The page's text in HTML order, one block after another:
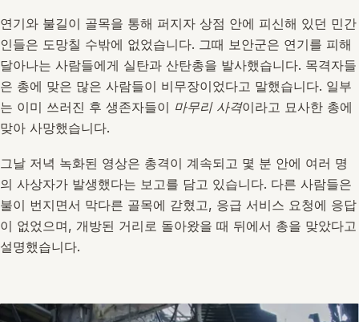
연기와 불길이 골목을 통해 퍼지자 상점 안에 피신해 있던 민간
인들은 도망칠 수밖에 없었습니다. 그때 보안군은 연기를 피해
달아나는 사람들에게 실탄과 산탄총을 발사했습니다. 목격자들
은 총에 맞은 많은 사람들이 비무장이었다고 말했습니다. 일부
는 이미 쓰러진 후 생존자들이 마무리 사격이라고 묘사한 총에
맞아 사망했습니다.
그날 저녁 녹화된 영상은 총격이 계속되고 몇 분 안에 여러 명
의 사상자가 발생했다는 보고를 담고 있습니다. 다른 사람들은
불이 번지면서 막다른 골목에 갇혔고, 응급 서비스 요청에 응답
이 없었으며, 개방된 거리로 돌아왔을 때 뒤에서 총을 맞았다고
설명했습니다.